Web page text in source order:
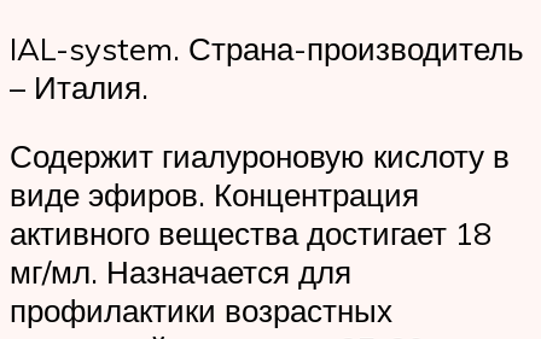
IAL-system. Страна-производитель
– Италия.
Содержит гиалуроновую кислоту в
виде эфиров. Концентрация
активного вещества достигает 18
мг/мл. Назначается для
профилактики возрастных